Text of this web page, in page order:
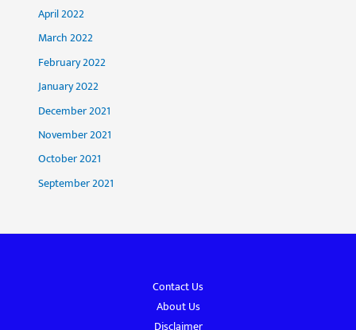
April 2022
March 2022
February 2022
January 2022
December 2021
November 2021
October 2021
September 2021
Contact Us
About Us